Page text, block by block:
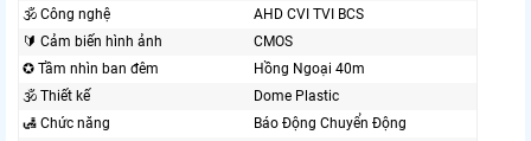
🕉️ Công nghệ
AHD CVI TVI BCS
🔰 Cảm biến hình ảnh
CMOS
✪ Tầm nhìn ban đêm
Hồng Ngoại 40m
🕉️ Thiết kế
Dome Plastic
🛃 Chức năng
Báo Động Chuyển Động